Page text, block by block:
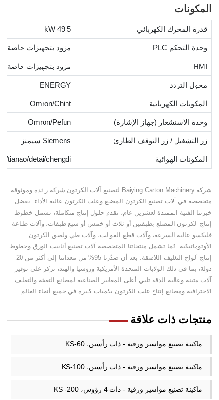
المكونات
قدرة المحرك الكهربائي 49.5 kW
وحدة التحكم PLC مزود بتجهيزات خاصة
HMI مزود بتجهيزات خاصة
محول التردد ENERGY
المكونات الكهربائية Omron/Chint
وحدة الاستشعار (جهاز الإشارة) Omron/Pefun
زر التشغيل / زر التوقف الطارئ Siemens سيمنز
المكونات الهوائية tianao/detai/chengdi
شركة Baiying Carton Machinery لتصنيع آلات الكرتون شركة رائدة وموثوقة
متخصصة في آلات تصنيع الكرتون المضلع وعلب الكرتون عالية الأداء. بفضل
خبرتنا الفنية الممتدة لعشرين عام، نقدم حلول إنتاج متكاملة، تشمل خطوط
إنتاج الكرتون المضلع بطبقتين أو ثلاث أو خمس أو سبع طبقات، وآلات طباعة
فليكسو عالية السرعة، وآلات قطع القوالب، وآلات طي ولصق الكرتون
الأوتوماتيكية. كما تشمل منتجاتنا المتخصصة آلات تصنيع أنابيب الورق وخطوط
إنتاج ألواح التغليف اللاصقة. بعد أن صدّرنا 95% من معداتنا إلى أكثر من 20
دولة، بما في ذلك الولايات المتحدة الأمريكية وروسيا والهند، نركز على توفير
آلات متينة وعالية الدقة تلبي أعلى المعايير الصناعية لمصانع التعبئة والتغليف
الاحترافية ومصانع إنتاج علب الكرتون بكميات كبيرة في جميع أنحاء العالم.
منتجات ذات علاقة
ماكينة تصنيع مواسير ورقية - ذات رأسين، KS-60
ماكينة تصنيع مواسير ورقية - ذات رأسين، KS-100
ماكينة تصنيع مواسير ورقية - ذات 4 رؤوس، KS -200